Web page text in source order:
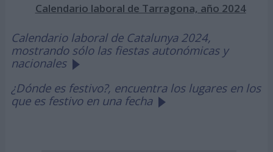
Calendario laboral de Tarragona, año 2024
Calendario laboral de Catalunya 2024,
mostrando sólo las fiestas autonómicas y
nacionales
¿Dónde es festivo?, encuentra los lugares en los
que es festivo en una fecha